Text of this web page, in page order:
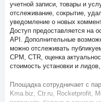
учетной записи, товары и
отслеживание, сокрытие,
уведомление о новых
Доступ предоставляется на
API. Дополнительные
можно отслеживать
CPM, CTR, оценка
стоимость установки и
Площадка сотрудничает с
Kma.biz, Ctr.ru, Rocketprofit,